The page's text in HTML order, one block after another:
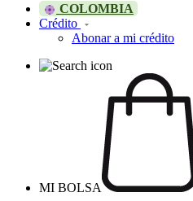
COLOMBIA
Crédito
Abonar a mi crédito
MI BOLSA